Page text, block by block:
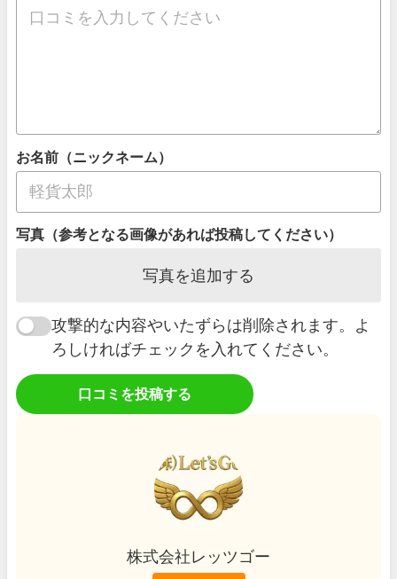
お名前（ニックネーム）
写真（参考となる画像があれば投稿してください）
写真を追加する
攻撃的な内容やいたずらは削除されます。よ
ろしければチェックを入れてください。
口コミを投稿する
株式会社レッツゴー